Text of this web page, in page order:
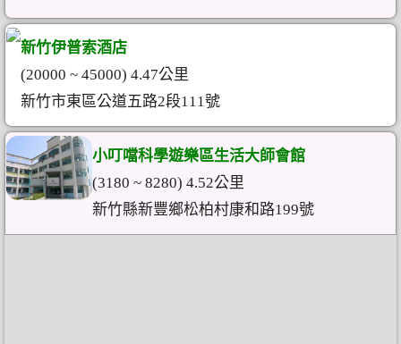
新竹伊普索酒店
(20000 ~ 45000) 4.47公里
新竹市東區公道五路2段111號
小叮噹科學遊樂區生活大師會館
(3180 ~ 8280) 4.52公里
新竹縣新豐鄉松柏村康和路199號